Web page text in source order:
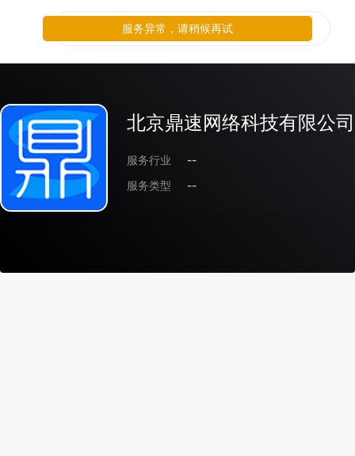
北京鼎速网络科技有限公司
服务行业
--
服务类型
--
服务异常，请稍候再试